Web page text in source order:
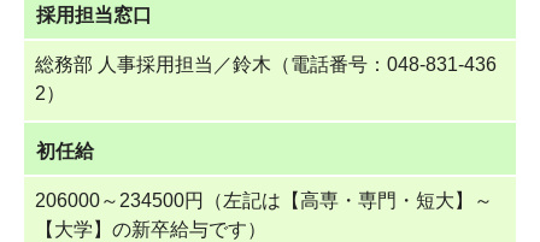
採用担当窓口
総務部 人事採用担当／鈴木（電話番号：048-831-436
2）
初任給
206000～234500円（左記は【高専・専門・短大】～
【大学】の新卒給与です）